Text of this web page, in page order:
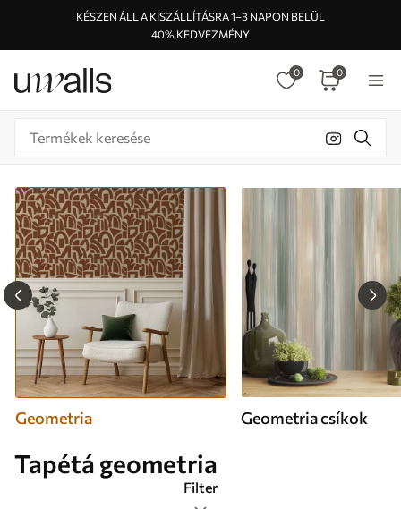
KÉSZEN ÁLL A KISZÁLLÍTÁSRA 1–3 NAPON BELÜL
40% KEDVEZMÉNY
0 0
Geometria Geometria csíkok
Tapétá geometria
Filter